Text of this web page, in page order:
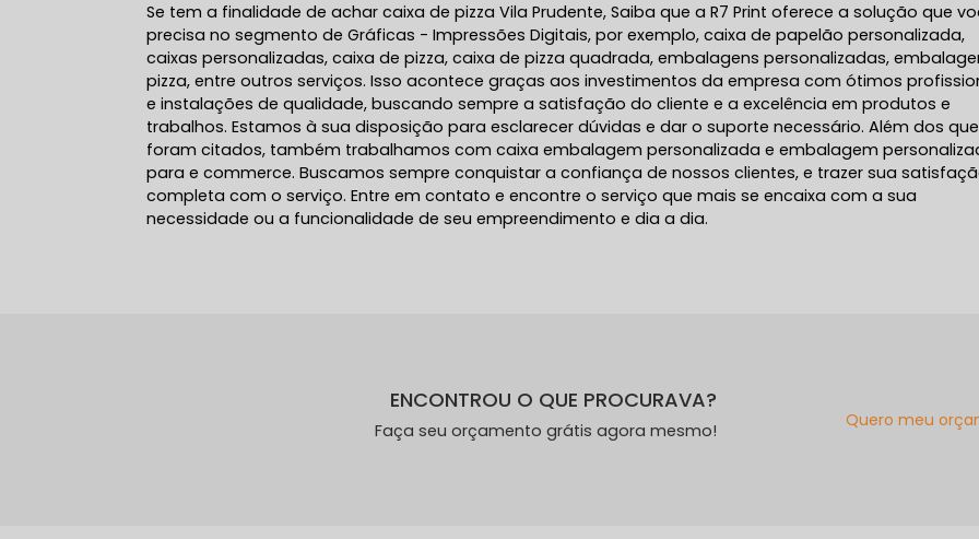
Se tem a finalidade de achar caixa de pizza Vila Prudente, Saiba que a R7 Print oferece a solução que
precisa no segmento de Gráficas - Impressões Digitais, por exemplo, caixa de papelão personalizada,
caixas personalizadas, caixa de pizza, caixa de pizza quadrada, embalagens personalizadas,
pizza, entre outros serviços. Isso acontece graças aos investimentos da empresa com ótimos
e instalações de qualidade, buscando sempre a satisfação do cliente e a excelência em produtos e
trabalhos. Estamos à sua disposição para esclarecer dúvidas e dar o suporte necessário. Além dos
foram citados, também trabalhamos com caixa embalagem personalizada e embalagem
para e commerce. Buscamos sempre conquistar a confiança de nossos clientes, e trazer sua
completa com o serviço. Entre em contato e encontre o serviço que mais se encaixa com a sua
necessidade ou a funcionalidade de seu empreendimento e dia a dia.
ENCONTROU O QUE PROCURAVA?
Faça seu orçamento grátis agora mesmo!
Quero meu